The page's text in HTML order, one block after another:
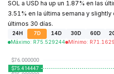
SOL a USD ha up un 1.87% en las
3.51% en la última semana y
últimos 30 días.
24H 7D 14D 30D 60D
Máximo: R75.529244 Mínimo: R